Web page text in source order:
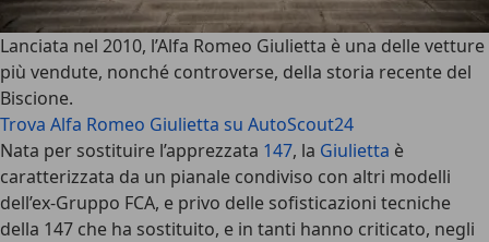
Lanciata nel 2010, l’Alfa Romeo Giulietta è una delle vetture
più vendute, nonché controverse, della storia recente del
Biscione.
Trova Alfa Romeo Giulietta su AutoScout24
Nata per sostituire l’apprezzata 147, la Giulietta è
caratterizzata da un pianale condiviso con altri modelli
dell’ex-Gruppo FCA, e privo delle sofisticazioni tecniche
della 147 che ha sostituito, e in tanti hanno criticato, negli